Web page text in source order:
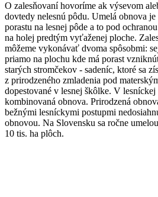
O zalesňovaní hovoríme ak výsevom
dovtedy nelesnú pôdu. Umelá obnova
porastu na lesnej pôde a to pod
na holej predtým vyťaženej ploche.
môžeme vykonávať dvoma spôsobmi:
priamo na plochu kde má porast
starých stromčekov - sadeníc, ktoré sa
z prirodzeného zmladenia pod
dopestované v lesnej škôlke. V
kombinovaná obnova. Prirodzená
bežnými lesníckymi postupmi
obnovou. Na Slovensku sa ročne
10 tis. ha plôch.